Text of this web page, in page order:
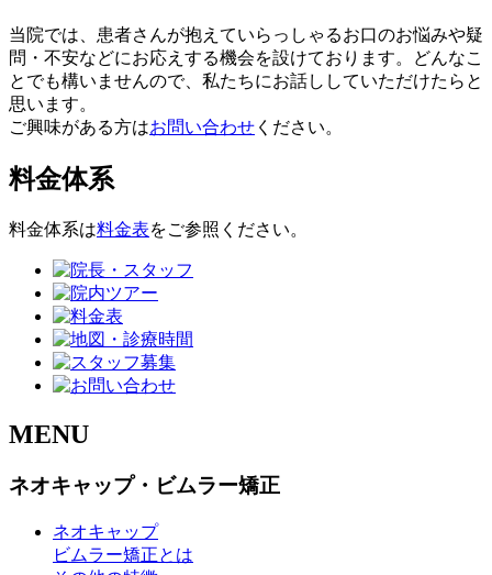
当院では、患者さんが抱えていらっしゃるお口のお悩みや疑
問・不安などにお応えする機会を設けております。どんなこ
とでも構いませんので、私たちにお話ししていただけたらと
思います。
ご興味がある方はお問い合わせ ください。
料金体系
料金体系は料金表をご参照ください。
MENU
ネオキャップ・ビムラー矯正
ネオキャップ
ビムラー矯正とは